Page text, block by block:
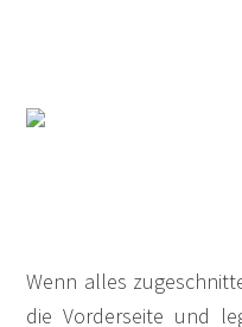
Wenn alles
die Vorderseite und